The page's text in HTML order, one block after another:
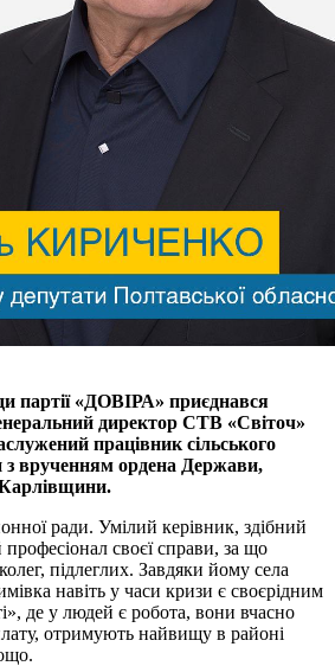
партії «ДОВІРА» приєднався
директор СТВ «Світоч»
працівник сільського
з врученням ордена Держави,
Карлівщини.
ради. Умілий керівник, здібний
професіонал своєї справи, за що
підлеглих. Завдяки йому села
навіть у часи кризи є своєрідним
де у людей є робота, вони вчасно
отримують найвищу в районі